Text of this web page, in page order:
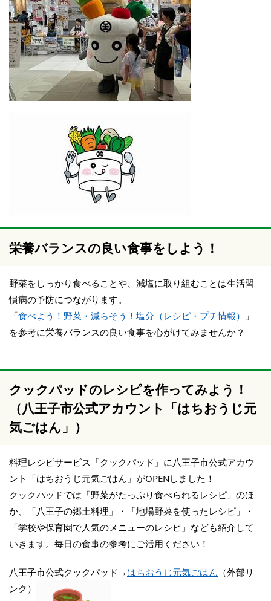
栄養バランスの良い食事をしよう！
野菜をしっかり食べることや、減塩に取り組むことは生活習
慣病の予防につながります。
「食べよう！野菜・減らそう！塩分（レシピ・プチ情報）
」
を参考に栄養バランスの良い食事を心がけてみませんか？
クックパッドのレシピを作ってみよう！
（八王子市公式アカウント「はちおうじ元
気ごはん」）
料理レシピサービス「クックパッド」に八王子市公式アカウ
ント「はちおうじ元気ごはん」がOPENしました！
クックパッドでは「野菜がたっぷり食べられるレシピ」のほ
か、「八王子の郷土料理」・「地場野菜を使ったレシピ」・
「学校や保育園で人気のメニューのレシピ」なども紹介して
いきます。毎日の食事の参考にご活用ください！
八王子市公式クックパッド→ はちおうじ元気ごはん （外部リ
ンク）